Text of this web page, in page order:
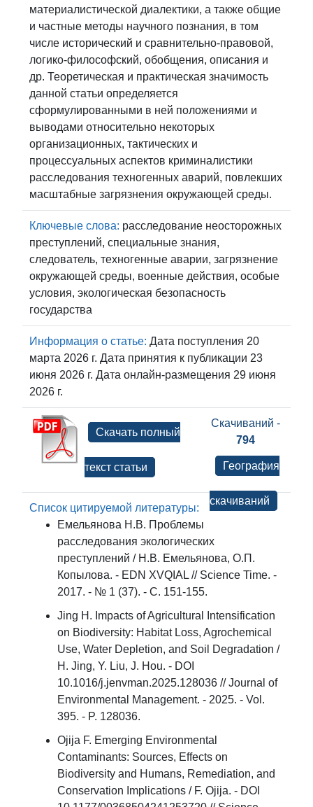
материалистической диалектики, а также общие
и частные методы научного познания, в том
числе исторический и сравнительно-правовой,
логико-философский, обобщения, описания и
др. Теоретическая и практическая значимость
данной статьи определяется
сформулированными в ней положениями и
выводами относительно некоторых
организационных, тактических и
процессуальных аспектов криминалистики
расследования техногенных аварий, повлекших
масштабные загрязнения окружающей среды.
Ключевые слова: расследование неосторожных
преступлений, специальные знания,
следователь, техногенные аварии, загрязнение
окружающей среды, военные действия, особые
условия, экологическая безопасность
государства
Информация о статье: Дата поступления 20
марта 2026 г. Дата принятия к публикации 23
июня 2026 г. Дата онлайн-размещения 29 июня
2026 г.
Скачиваний -
794
География
скачиваний
Скачать полный
текст статьи
Список цитируемой литературы:
Емельянова Н.В. Проблемы
расследования экологических
преступлений / Н.В. Емельянова, О.П.
Копылова. - EDN XVQIAL // Science Time. -
2017. - № 1 (37). - С. 151-155.
Jing H. Impacts of Agricultural Intensification
on Biodiversity: Habitat Loss, Agrochemical
Use, Water Depletion, and Soil Degradation /
H. Jing, Y. Liu, J. Hou. - DOI
10.1016/j.jenvman.2025.128036 // Journal of
Environmental Management. - 2025. - Vol.
395. - P. 128036.
Ojija F. Emerging Environmental
Contaminants: Sources, Effects on
Biodiversity and Humans, Remediation, and
Conservation Implications / F. Ojija. - DOI